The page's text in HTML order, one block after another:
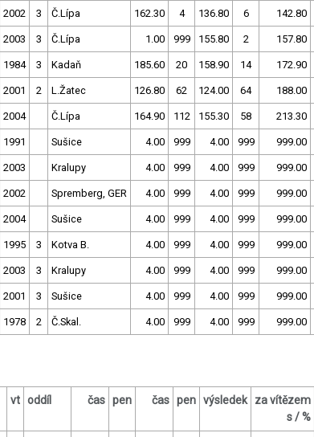
2002 3 Č.Lípa 162.30 4 136.80 6 142.80
2003 3 Č.Lípa 1.00 999 155.80 2 157.80
1984 3 Kadaň 185.60 20 158.90 14 172.90
2001 2 L.Žatec 126.80 62 124.00 64 188.00
2004 Č.Lípa 164.90 112 155.30 58 213.30
1991 Sušice 4.00 999 4.00 999 999.00
2003 Kralupy 4.00 999 4.00 999 999.00
2002 Spremberg, GER 4.00 999 4.00 999 999.00
2004 Sušice 4.00 999 4.00 999 999.00
1995 3 Kotva B. 4.00 999 4.00 999 999.00
2003 3 Kralupy 4.00 999 4.00 999 999.00
2001 3 Sušice 4.00 999 4.00 999 999.00
1978 2 Č.Skal. 4.00 999 4.00 999 999.00
vt oddíl čas pen čas pen výsledek
za vítězem
s / %